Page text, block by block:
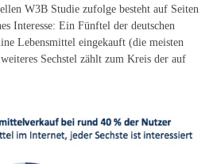
W3B Studie zufolge besteht auf Seiten
Interesse: Ein Fünftel der deutschen
Lebensmittel eingekauft (die meisten
Sechstel zählt zum Kreis der auf